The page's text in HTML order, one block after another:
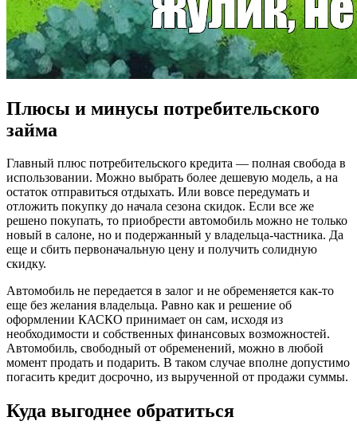
Плюсы и минусы потребительского
займа
Главный плюс потребительского кредита — полная свобода в
использовании. Можно выбрать более дешевую модель, а на
остаток отправиться отдыхать. Или вовсе передумать и
отложить покупку до начала сезона скидок. Если все же
решено покупать, то приобрести автомобиль можно не только
новый в салоне, но и подержанный у владельца-частника. Да
еще и сбить первоначальную цену и получить солидную
скидку.
Автомобиль не передается в залог и не обременяется как-то
еще без желания владельца. Равно как и решение об
оформлении КАСКО принимает он сам, исходя из
необходимости и собственных финансовых возможностей.
Автомобиль, свободный от обременений, можно в любой
момент продать и подарить. В таком случае вполне допустимо
погасить кредит досрочно, из вырученной от продажи суммы.
Куда выгоднее обратиться